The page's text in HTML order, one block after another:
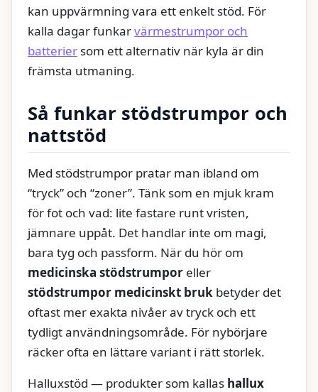
kan uppvärmning vara ett enkelt stöd. För
kalla dagar funkarvärmestrumpor och
batterier som ett alternativ när kyla är din
främsta utmaning.
Så funkar stödstrumpor och
nattstöd
Med stödstrumpor pratar man ibland om
“tryck” och “zoner”. Tänk som en mjuk kram
för fot och vad: lite fastare runt vristen,
jämnare uppåt. Det handlar inte om magi,
bara tyg och passform. När du hör om
medicinska stödstrumpor eller
stödstrumpor medicinskt bruk betyder det
oftast mer exakta nivåer av tryck och ett
tydligt användningsområde. För nybörjare
räcker ofta en lättare variant i rätt storlek.
Halluxstöd — produkter som kallas hallux